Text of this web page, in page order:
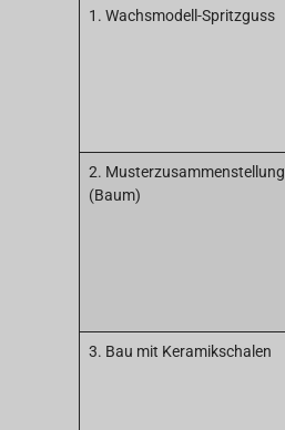
1. Wachsmodell-Spritzguss
2. Musterzusammenstellung
(Baum)
3. Bau mit Keramikschalen